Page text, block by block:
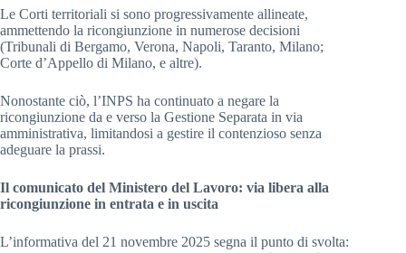
Le Corti territoriali si sono progressivamente allineate,
ammettendo la ricongiunzione in numerose decisioni
(Tribunali di Bergamo, Verona, Napoli, Taranto, Milano;
Corte d’Appello di Milano, e altre).
Nonostante ciò, l’INPS ha continuato a negare la
ricongiunzione da e verso la Gestione Separata in via
amministrativa, limitandosi a gestire il contenzioso senza
adeguare la prassi.
Il comunicato del Ministero del Lavoro: via libera alla
ricongiunzione in entrata e in uscita
L’informativa del 21 novembre 2025 segna il punto di svolta: